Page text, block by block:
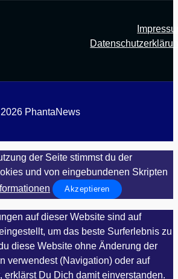
PhantaNews
der Seite stimmst du der
und von eingebundenen Skripten
Akzeptieren
auf dieser Website sind auf
um das beste Surferlebnis zu
diese Website ohne Änderung der
verwendest (Navigation) oder auf
erklärst Du Dich damit einverstanden.